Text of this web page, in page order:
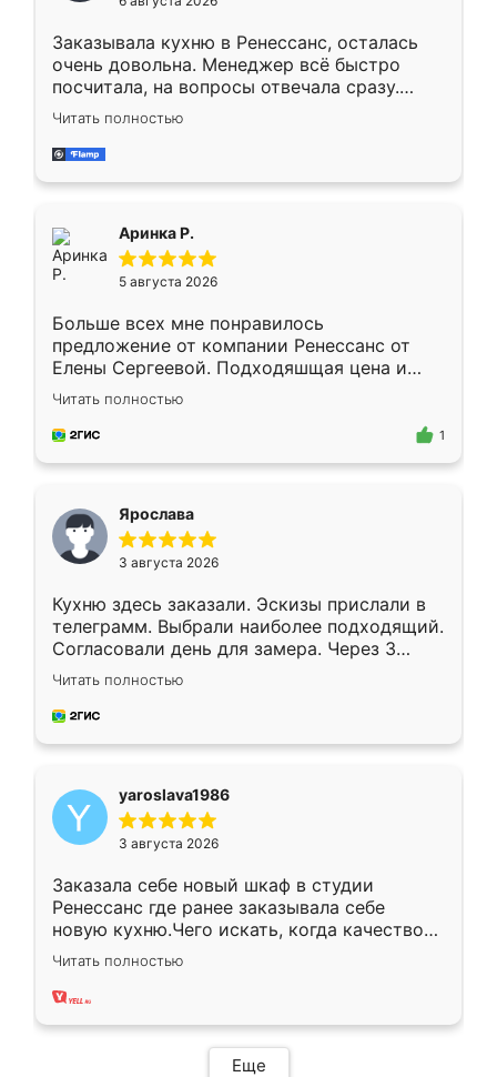
мебели буду заказывать только здесь.
Заказывала кухню в Ренессанс, осталась
очень довольна. Менеджер всё быстро
посчитала, на вопросы отвечала сразу.
Замерщик приехал в субботу, подошёл к
делу со всей ответственностью. Собрали
за день, ребята работали аккуратно, даже
Читать полностью
Аринка Р.
5 августа 2026
Больше всех мне понравилось
предложение от компании Ренессанс от
Елены Сергеевой. Подходяшщая цена и
короткие сроки изготовления. Приехавший
для замера сотрудник Владислав
предложил по моему эскизу самый
Читать полностью
1
Ярослава
3 августа 2026
Кухню здесь заказали. Эскизы прислали в
телеграмм. Выбрали наиболее подходящий.
Согласовали день для замера. Через 3
недели кухня была уже готова. Остались
довольны работой. Спасибо Ренессанс
мебель за качественную работу!
Читать полностью
yaroslava1986
3 августа 2026
Заказала себе новый шкаф в студии
Ренессанс где ранее заказывала себе
новую кухню.Чего искать, когда качеством
вполне довольна. Служит кухня уже почти
два года, нареканий нет.
Читать полностью
Еще